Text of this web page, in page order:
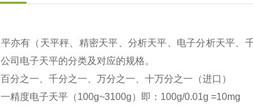
亦有（天平秤、精密天平、分析天平、电子分析天平、
司电子天平的分类及对应的规格。
分之一、千分之一、万分之一、十万分之一（进口）
精度电子天平（100g~3100g）即： 100g/0.01g =10mg